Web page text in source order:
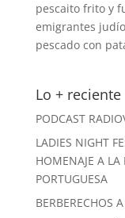
pescaito frito y
emigrantes
pescado con
Lo + reciente
PODCAST
LADIES NIGHT
HOMENAJE A
PORTUGUESA
BERBERECHOS